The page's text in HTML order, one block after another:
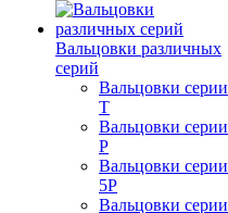
Вальцовки различных
серий
Вальцовки серии
Т
Вальцовки серии
Р
Вальцовки серии
5Р
Вальцовки серии